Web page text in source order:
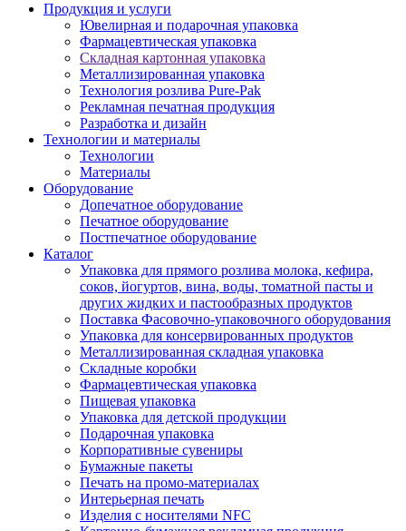
Продукция и услуги
Ювелирная и подарочная упаковка
Фармацевтическая упаковка
Складная картонная упаковка
Металлизированная упаковка
Технология розлива Pure-Pak
Рекламная печатная продукция
Разработка и дизайн
Технологии и материалы
Технологии
Материалы
Оборудование
Допечатное оборудование
Печатное оборудование
Постпечатное оборудование
Каталог
Упаковка для прямого розлива молока, кефира,
соков, йогуртов, вина, воды, томатной пасты и
других жидких и пастообразных продуктов
Поставка Фасовочно-упаковочного оборудования
Упаковка для консервированных продуктов
Металлизированная складная упаковка
Складные коробки
Фармацевтическая упаковка
Пищевая упаковка
Упаковка для детской продукции
Подарочная упаковка
Корпоративные сувениры
Бумажные пакеты
Печать на промо-материалах
Интерьерная печать
Изделия с носителями NFC